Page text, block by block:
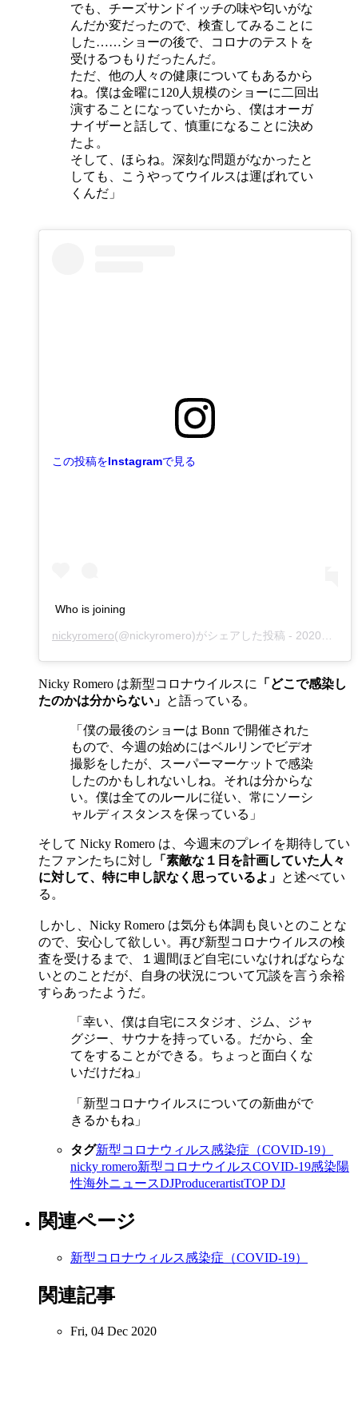
でも、チーズサンドイッチの味や匂いがな
んだか変だったので、検査してみることに
した……ショーの後で、コロナのテストを
受けるつもりだったんだ。
ただ、他の人々の健康についてもあるから
ね。僕は金曜に120人規模のショーに二回出
演することになっていたから、僕はオーガ
ナイザーと話して、慎重になることに決め
たよ。
そして、ほらね。深刻な問題がなかったと
しても、こうやってウイルスは運ばれてい
くんだ」
この投稿をInstagramで見る
Who is joining
nickyromero(@nickyromero)がシェアした投稿 - 2020年 8月月10日午前9時13分PDT
Nicky Romero は新型コロナウイルスに
「どこで感染し
たのかは分からない」 と語っている。
「僕の最後のショーは Bonn で開催された
もので、今週の始めにはベルリンでビデオ
撮影をしたが、スーパーマーケットで感染
したのかもしれないしね。それは分からな
い。僕は全てのルールに従い、常にソーシ
ャルディスタンスを保っている」
そして Nicky Romero は、今週末のプレイを期待してい
たファンたちに対し
「素敵な１日を計画していた人々
に対して、特に申し訳なく思っているよ」 と述べてい
る。
しかし、Nicky Romero は気分も体調も良いとのことな
ので、安心して欲しい。再び新型コロナウイルスの検
査を受けるまで、１週間ほど自宅にいなければならな
いとのことだが、自身の状況について冗談を言う余裕
すらあったようだ。
「幸い、僕は自宅にスタジオ、ジム、ジャ
グジー、サウナを持っている。だから、全
てをすることができる。ちょっと面白くな
いだけだね」
「新型コロナウイルスについての新曲がで
きるかもね」
タグ新型コロナウィルス感染症（COVID-19）
nicky romero新型コロナウイルスCOVID-19感染陽
性海外ニュースDJProducerartistTOP DJ
関連ページ
新型コロナウィルス感染症（COVID-19）
関連記事
Fri, 04 Dec 2020